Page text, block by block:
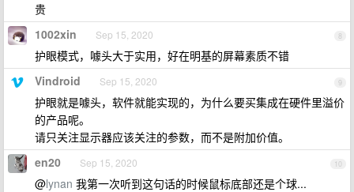
贵
8
1002xin Sep 15, 2020
护眼模式，噱头大于实用，好在明基的屏幕素质不错
9
Vindroid Sep 15, 2020
护眼就是噱头，软件就能实现的，为什么要买集成在硬件里溢价
的产品呢。
请只关注显示器应该关注的参数，而不是附加价值。
10
en20 Sep 15, 2020
@lynan 我第一次听到这句话的时候鼠标底部还是个球...